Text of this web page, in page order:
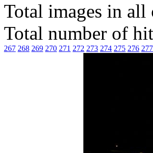
Total images in all
Total number of
267 268 269 270 271 272 273 274 275 276 277